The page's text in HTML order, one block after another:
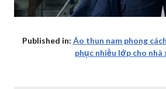
Published in: Áo thun nam phong
phục nhiều lớp cho